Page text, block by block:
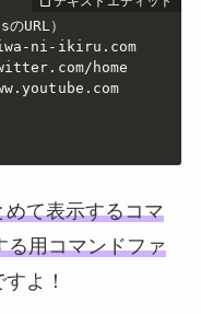
URL）
ni-ikiru.com
home
て表示するコマ
る用コマンドファ
よ！